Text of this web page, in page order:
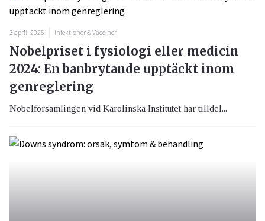
3 april, 2025 Infektioner & Vacciner
Nobelpriset i fysiologi eller medicin
2024: En banbrytande upptäckt inom
genreglering
Nobelförsamlingen vid Karolinska Institutet har tilldel...